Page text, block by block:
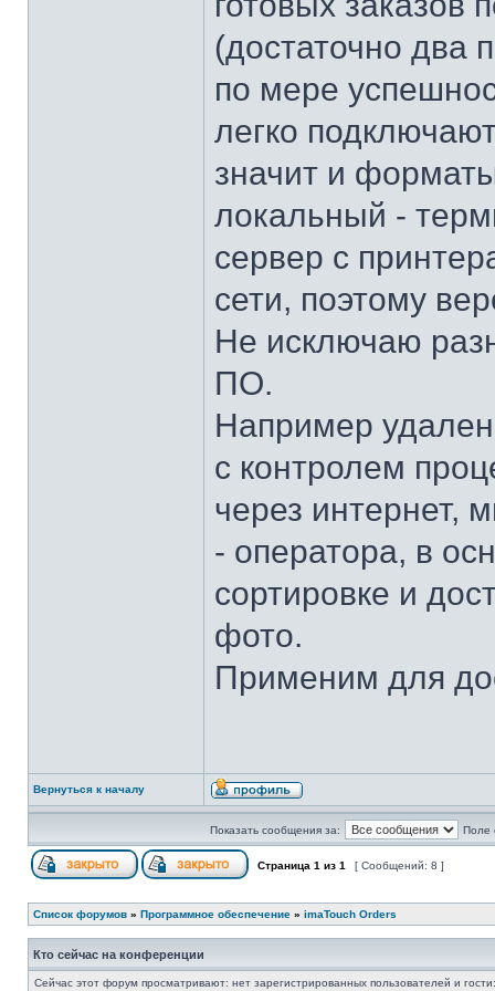
(достаточно два
по мере
легко
значит и
локальный -
сервер с
сети, поэтому
Не исключаю
ПО.
Например
с контролем
через интернет,
- оператора, в
сортировке и
фото.
Применим для
Вернуться к началу
Показать сообщения за: Поле
Страница 1 из 1 [ Сообщений: 8 ]
Список форумов » Программное обеспечение » imaTouch Orders
Кто сейчас на конференции
Сейчас этот форум просматривают: нет зарегистрированных пользователей и